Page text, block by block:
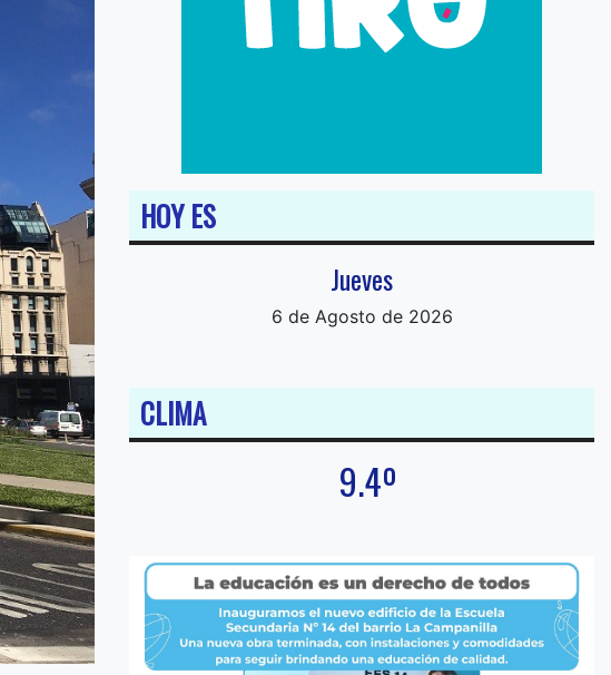
HOY ES
Jueves
6 de Agosto de 2026
CLIMA
9.4º